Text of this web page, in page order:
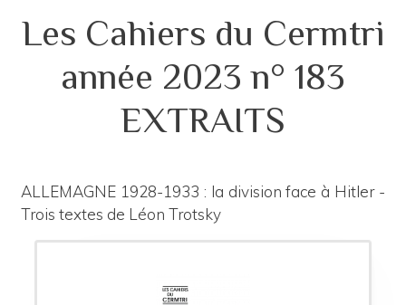
Les Cahiers du Cermtri
année 2023 n° 183
EXTRAITS
ALLEMAGNE 1928-1933 : la division face à Hitler -
Trois textes de Léon Trotsky